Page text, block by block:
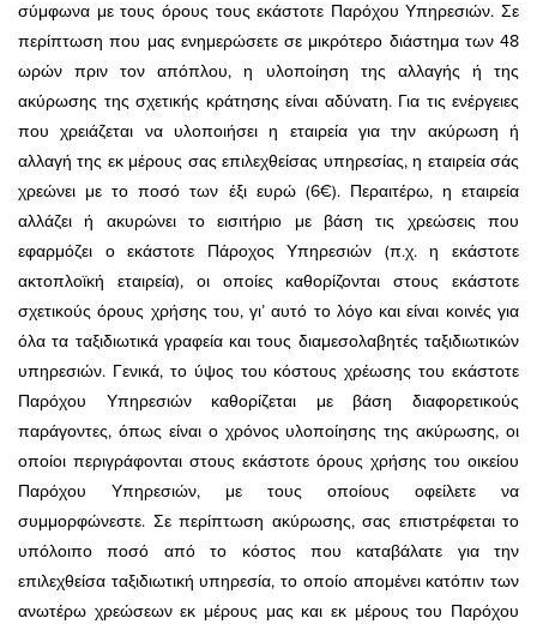
σύμφωνα με τους όρους τους εκάστοτε Παρόχου Υπηρεσιών. Σε
περίπτωση που μας ενημερώσετε σε μικρότερο διάστημα των 48
ωρών πριν τον απόπλου, η υλοποίηση της αλλαγής ή της
ακύρωσης της σχετικής κράτησης είναι αδύνατη. Για τις ενέργειες
που χρειάζεται να υλοποιήσει η εταιρεία για την ακύρωση ή
αλλαγή της εκ μέρους σας επιλεχθείσας υπηρεσίας, η εταιρεία σάς
χρεώνει με το ποσό των έξι ευρώ (6€). Περαιτέρω, η εταιρεία
αλλάζει ή ακυρώνει το εισιτήριο με βάση τις χρεώσεις που
εφαρμόζει ο εκάστοτε Πάροχος Υπηρεσιών (π.χ. η εκάστοτε
ακτοπλοϊκή εταιρεία), οι οποίες καθορίζονται στους εκάστοτε
σχετικούς όρους χρήσης του, γι’ αυτό το λόγο και είναι κοινές για
όλα τα ταξιδιωτικά γραφεία και τους διαμεσολαβητές ταξιδιωτικών
υπηρεσιών. Γενικά, το ύψος του κόστους χρέωσης του εκάστοτε
Παρόχου Υπηρεσιών καθορίζεται με βάση διαφορετικούς
παράγοντες, όπως είναι ο χρόνος υλοποίησης της ακύρωσης, οι
οποίοι περιγράφονται στους εκάστοτε όρους χρήσης του οικείου
Παρόχου Υπηρεσιών, με τους οποίους οφείλετε να
συμμορφώνεστε. Σε περίπτωση ακύρωσης, σας επιστρέφεται το
υπόλοιπο ποσό από το κόστος που καταβάλατε για την
επιλεχθείσα ταξιδιωτική υπηρεσία, το οποίο απομένει κατόπιν των
ανωτέρω χρεώσεων εκ μέρους μας και εκ μέρους του Παρόχου